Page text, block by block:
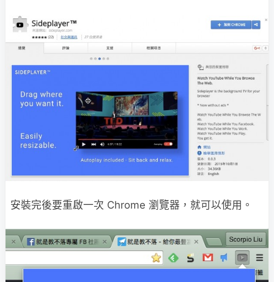
安裝完後要重啟一次 Chrome 瀏覽器，就可以使用。